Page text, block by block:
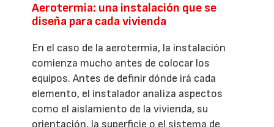
Aerotermia: una instalación que se
diseña para cada vivienda
En el caso de la aerotermia, la instalación
comienza mucho antes de colocar los
equipos. Antes de definir dónde irá cada
elemento, el instalador analiza aspectos
como el aislamiento de la vivienda, su